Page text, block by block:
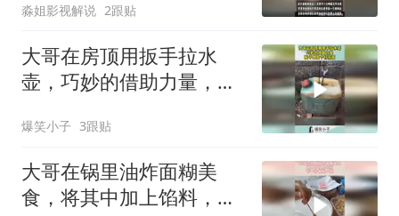
淼姐影视解说 2跟贴
大哥在房顶用扳手拉水
壶，巧妙的借助力量，脑
爆笑小子 3跟贴
大哥在锅里油炸面糊美
食，将其中加上馅料，下